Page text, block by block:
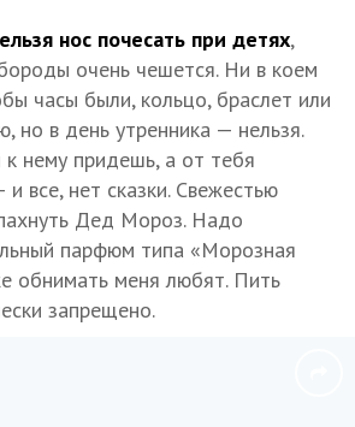
нос почесать при детях,
очень чешется. Ни в коем
часы были, кольцо, браслет или
но в день утренника — нельзя.
нему придешь, а от тебя
все, нет сказки. Свежестью
Дед Мороз. Надо
парфюм типа «Морозная
обнимать меня любят. Пить
запрещено.